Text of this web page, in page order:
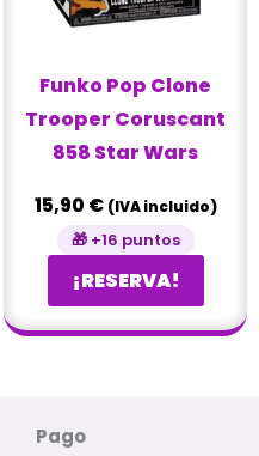
Funko Pop Clone
Trooper Coruscant
858 Star Wars
15,90 € (IVA incluido)
🎁 +16 puntos
¡RESERVA!
Pago